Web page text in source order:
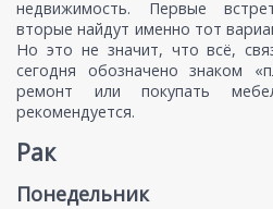
недвижимость. Первые
вторые найдут именно тот
Но это не значит, что всё,
сегодня обозначено знаком
ремонт или покупать
рекомендуется.
Рак
Понедельник